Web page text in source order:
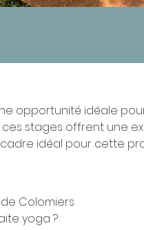
opportunité idéale
stages offrent une
idéal pour cette
Colomiers
yoga ?